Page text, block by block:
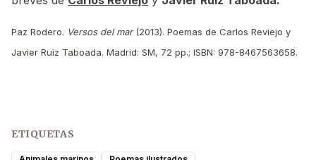
Paz Rodero. Versos del mar(2013). Poemas de Carlos Reviejo y
Javier Ruiz Taboada. Madrid: SM, 72 pp.; ISBN: 978-8467563658.
ETIQUETAS